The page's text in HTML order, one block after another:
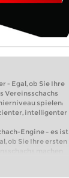
- Egal, ob Sie Ihre
Vereinsschachs
spielen:
intelligenter
Engine – es ist
ob Sie Ihre ersten
machen
spielen: Mit
intelligenter und